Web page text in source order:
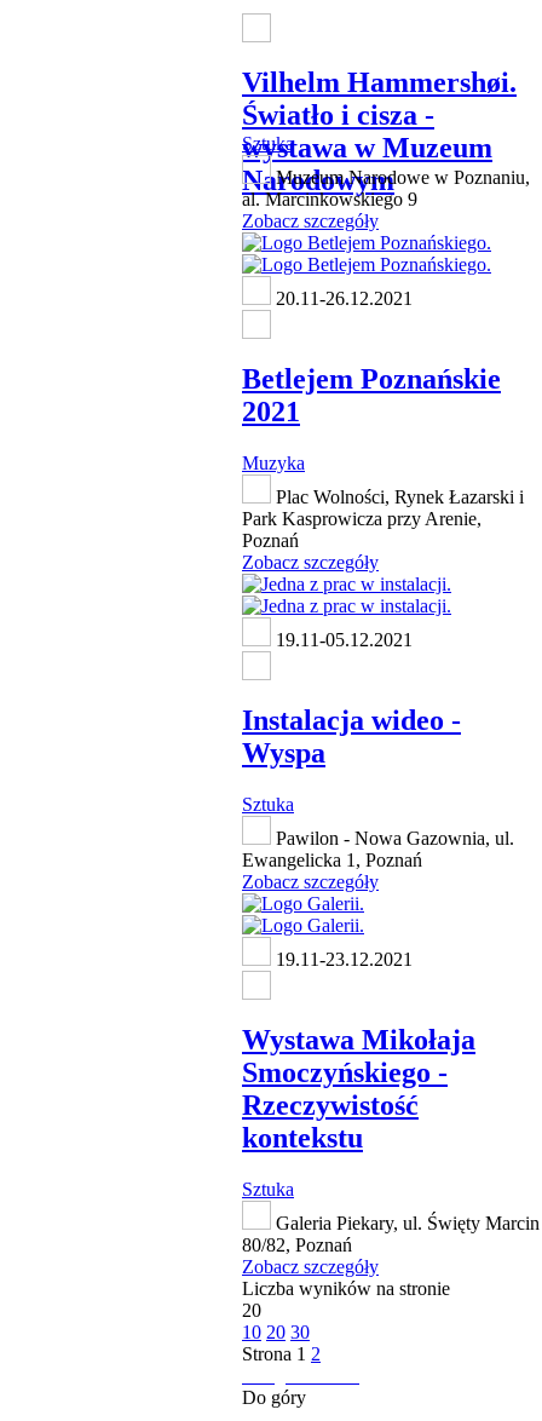
Vilhelm Hammershøi.
Światło i cisza -
wystawa w Muzeum
Narodowym
Sztuka
Muzeum Narodowe w Poznaniu,
al. Marcinkowskiego 9
Zobacz szczegóły
20.11-26.12.2021
Betlejem Poznańskie
2021
Muzyka
Plac Wolności, Rynek Łazarski i
Park Kasprowicza przy Arenie,
Poznań
Zobacz szczegóły
19.11-05.12.2021
Instalacja wideo -
Wyspa
Sztuka
Pawilon - Nowa Gazownia, ul.
Ewangelicka 1, Poznań
Zobacz szczegóły
19.11-23.12.2021
Wystawa Mikołaja
Smoczyńskiego -
Rzeczywistość
kontekstu
Sztuka
Galeria Piekary, ul. Święty Marcin
80/82, Poznań
Zobacz szczegóły
Liczba wyników na stronie
20
10 20 30
Strona 1 2
Do góry